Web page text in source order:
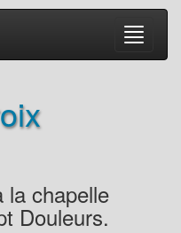
la chapelle
Douleurs.